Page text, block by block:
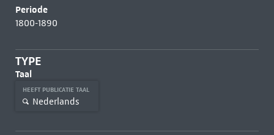
Periode
1800-1890
TYPE
Taal
HEEFT PUBLICATIE TAAL
Nederlands